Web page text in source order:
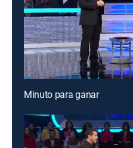
Minuto para ganar